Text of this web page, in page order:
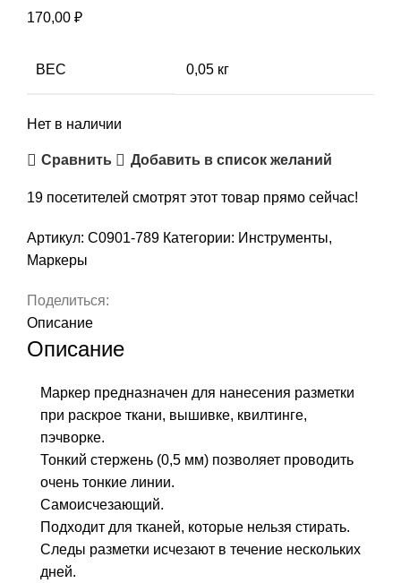
170,00 ₽
ВЕС 0,05 кг
Нет в наличии
Сравнить Добавить в список желаний
19 посетителей смотрят этот товар прямо сейчас!
Артикул: С0901-789 Категории: Инструменты,
Маркеры
Поделиться:
Описание
Описание
Маркер предназначен для нанесения разметки
при раскрое ткани, вышивке, квилтинге,
пэчворке.
Тонкий стержень (0,5 мм) позволяет проводить
очень тонкие линии.
Самоисчезающий.
Подходит для тканей, которые нельзя стирать.
Следы разметки исчезают в течение нескольких
дней.